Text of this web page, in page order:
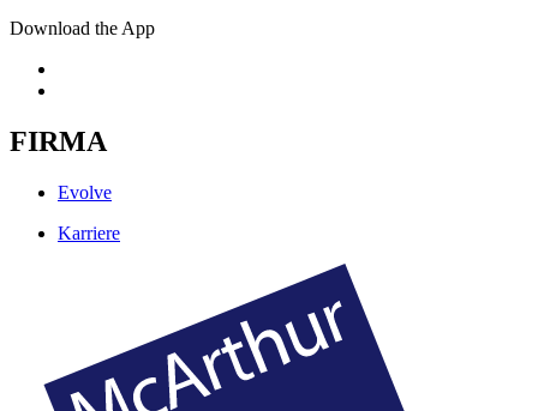
Download the App
FIRMA
Evolve
Karriere